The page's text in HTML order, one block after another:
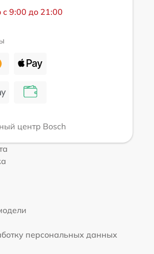
9:00 до 21:00
центр Bosch
персональных данных